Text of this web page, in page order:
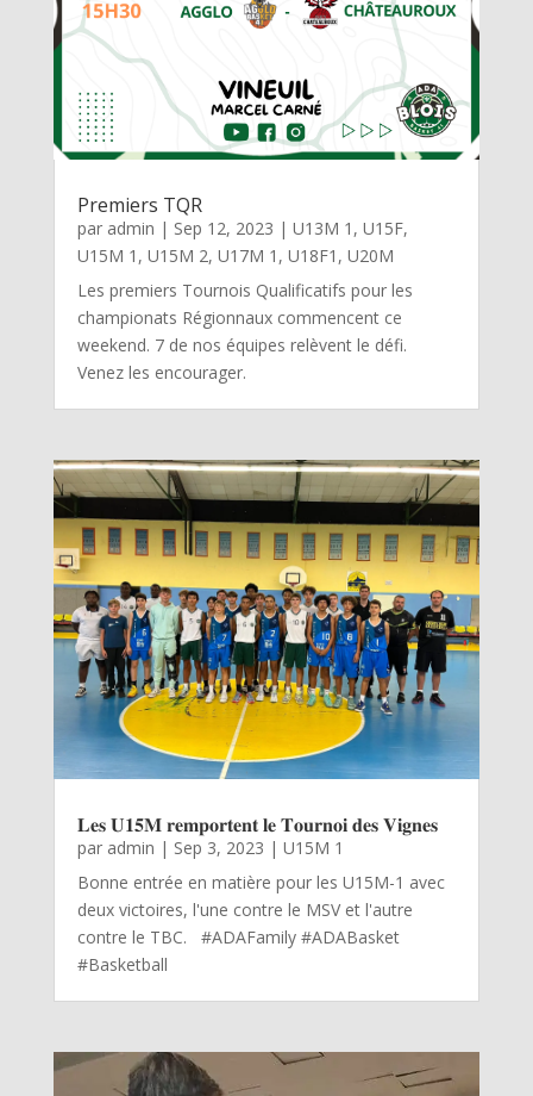
Premiers TQR
par admin | Sep 12, 2023 | U13M 1 , U15F,
U15M 1 , U15M 2, U17M 1 , U18F1 , U20M
Les premiers Tournois Qualificatifs pour les
championats Régionnaux commencent ce
weekend. 7 de nos équipes relèvent le défi.
Venez les encourager.
𝐋𝐞𝐬 𝐔𝟏𝟓𝐌 𝐫𝐞𝐦𝐩𝐨𝐫𝐭𝐞𝐧𝐭 𝐥𝐞 𝐓𝐨𝐮𝐫𝐧𝐨𝐢 𝐝𝐞𝐬 𝐕𝐢𝐠𝐧𝐞𝐬
par admin | Sep 3, 2023 | U15M 1
Bonne entrée en matière pour les U15M-1 avec
deux victoires, l'une contre le MSV et l'autre
contre le TBC. #ADAFamily #ADABasket
#Basketball